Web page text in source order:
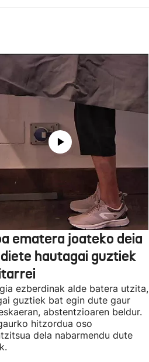
ematera joateko deia
hautagai guztiek
ezberdinak alde batera utzita,
guztiek bat egin dute gaur
abstentzioaren beldur.
hitzordua oso
dela nabarmendu dute